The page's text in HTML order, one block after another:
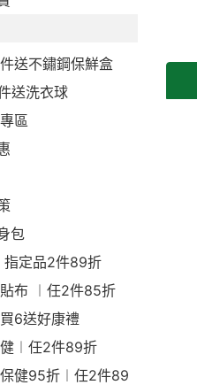
送不鏽鋼保鮮盒
送洗衣球
區
包
定品2件89折
布 ︱任2件85折
6送好康禮
︱任2件89折
健95折︱任2件89